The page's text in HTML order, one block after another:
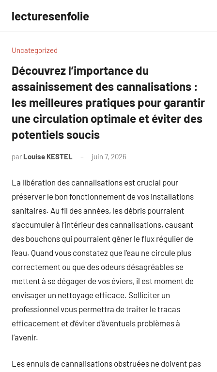
contenu
lecturesenfolie
Uncategorized
Découvrez l’importance du
assainissement des cannalisations :
les meilleures pratiques pour garantir
une circulation optimale et éviter des
potentiels soucis
par Louise KESTEL juin 7, 2026
La libération des cannalisations est crucial pour
préserver le bon fonctionnement de vos installations
sanitaires. Au fil des années, les débris pourraient
s’accumuler à l’intérieur des cannalisations, causant
des bouchons qui pourraient gêner le flux régulier de
l’eau. Quand vous constatez que l’eau ne circule plus
correctement ou que des odeurs désagréables se
mettent à se dégager de vos éviers, il est moment de
envisager un nettoyage efficace. Solliciter un
professionnel vous permettra de traiter le tracas
efficacement et d’éviter d’éventuels problèmes à
l’avenir.
Les ennuis de cannalisations obstruées ne doivent pas